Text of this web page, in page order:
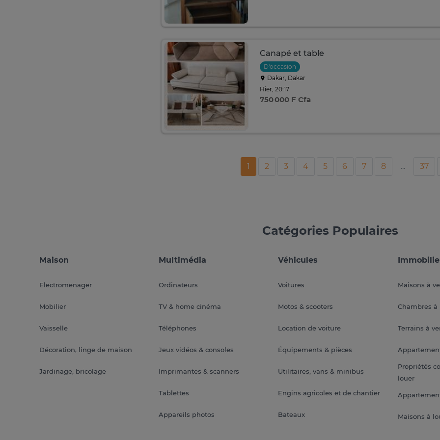
Canapé et table
D'occasion
Dakar, Dakar
Hier, 20:17
750 000 F Cfa
1 2 3 4 5 6 7 8 ... 37
Catégories Populaires
Maison
Electromenager
Mobilier
Vaisselle
Décoration, linge de maison
Jardinage, bricolage
Multimédia
Ordinateurs
TV & home cinéma
Téléphones
Jeux vidéos & consoles
Imprimantes & scanners
Tablettes
Appareils photos
Véhicules
Voitures
Motos & scooters
Location de voiture
Équipements & pièces
Utilitaires, vans & minibus
Engins agricoles et de chantier
Bateaux
Maisons à
Chambres à
Terrains à
Propriétés
louer
Maisons à